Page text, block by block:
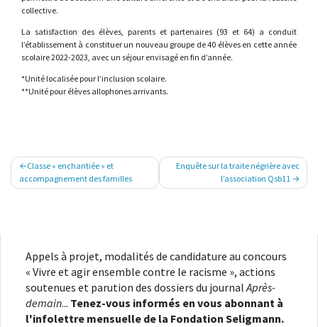
collective.
La satisfaction des élèves, parents et partenaires (93 et 64) a conduit
l’établissement à constituer un nouveau groupe de 40 élèves en cette année
scolaire 2022-2023, avec un séjour envisagé en fin d’année.
*Unité localisée pour l’inclusion scolaire.
**Unité pour élèves allophones arrivants.
Navigation
de
Classe « enchantiée » et
accompagnement des familles
Enquête sur la traite négrière avec
l’association Qsb11
Appels à projet, modalités de candidature au concours
« Vivre et agir ensemble contre le racisme », actions
soutenues et parution des dossiers du journalAprès-
demain... Tenez-vous informés en vous abonnant à
l'infolettre mensuelle de la Fondation Seligmann.